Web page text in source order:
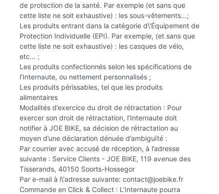
de protection de la santé. Par exemple (et sans que
cette liste ne soit exhaustive) : les sous-vêtements…;
Les produits entrant dans la catégorie d\'Équipement de
Protection Individuelle (EPI). Par exemple, (et sans que
cette liste ne soit exhaustive) : les casques de vélo,
etc… ;
Les produits confectionnés selon les spécifications de
l’Internaute, ou nettement personnalisés ;
Les produits périssables, tel que les produits
alimentaires
Modalités d’exercice du droit de rétractation : Pour
exercer son droit de rétractation, l’Internaute doit
notifier à JOE BIKE, sa décision de rétractation au
moyen d’une déclaration dénuée d’ambiguïté :
Par courrier avec accusé de réception, à l’adresse
suivante : Service Clients - JOE BIKE, 119 avenue des
Tisserands, 40150 Soorts-Hossegor
Par e-mail à l\'adresse suivante: contact@joebike.fr
Commande en Click & Collect : L’Internaute pourra